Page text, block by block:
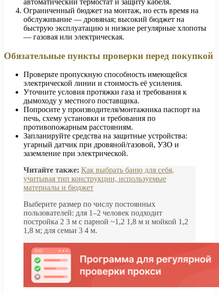
Ограниченный бюджет на монтаж, но есть время на
обслуживаниe — дровяная; высокий бюджет на
быструю эксплуатацию и низкие регулярные хлопоты
— газовая или электрическая.
Обязательные пункты проверки перед покупкой
Проверьте пропускную способность имеющейся
электрической линии и стоимость её усиления.
Уточните условия протяжки газа и требования к
дымоходу у местного поставщика.
Попросите у производителя/монтажника паспорт на
печь, схему установки и требования по
противопожарным расстояниям.
Запланируйте средства на защитные устройства:
угарный датчик при дровяной/газовой, УЗО и
заземление при электрической.
Читайте также: Как выбрать баню для себя,
учитывая тип конструкции, используемые
материалы и бюджет
Выберите размер по числу постоянных
пользователей: для 1–2 человек подходит
постройка 2 3 м с парной ~1,2 1,8 м и мойкой 1,2
1,8 м; для семьи 3 4 м.